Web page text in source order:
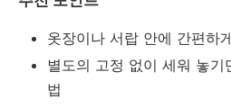
옷장이나 서랍 안에 간편하
별도의 고정 없이 세워 놓
법